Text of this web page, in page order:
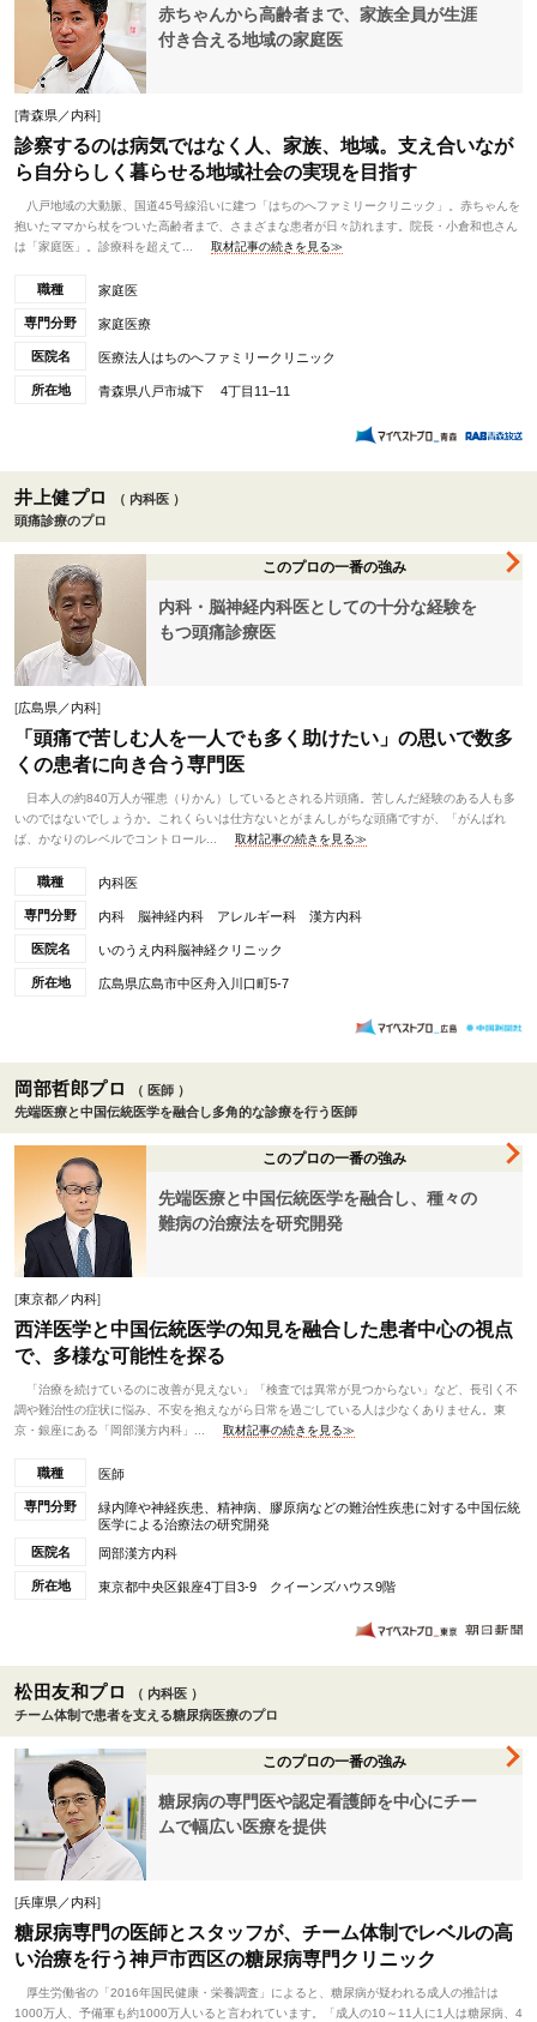
赤ちゃんから高齢者まで、家族全員が生涯
付き合える地域の家庭医
[青森県／内科]
診察するのは病気ではなく人、家族、地域。支え合いなが
ら自分らしく暮らせる地域社会の実現を目指す
八戸地域の大動脈、国道45号線沿いに建つ「はちのへファミリークリニック」。赤ちゃんを
抱いたママから杖をついた高齢者まで、さまざまな患者が日々訪れます。院長・小倉和也さん
は「家庭医」。診療科を超えて...
取材記事の続きを見る≫
職種 家庭医
専門分野 家庭医療
医院名 医療法人はちのへファミリークリニック
所在地 青森県八戸市城下 4丁目11−11
井上健プロ
（ 内科医 ）
頭痛診療のプロ
このプロの一番の強み
内科・脳神経内科医としての十分な経験を
もつ頭痛診療医
[広島県／内科]
「頭痛で苦しむ人を一人でも多く助けたい」の思いで数多
くの患者に向き合う専門医
日本人の約840万人が罹患（りかん）しているとされる片頭痛。苦しんだ経験のある人も多
いのではないでしょうか。これくらいは仕方ないとがまんしがちな頭痛ですが、「がんばれ
ば、かなりのレベルでコントロール...
取材記事の続きを見る≫
職種 内科医
専門分野 内科 脳神経内科 アレルギー科 漢方内科
医院名 いのうえ内科脳神経クリニック
所在地 広島県広島市中区舟入川口町5-7
岡部哲郎プロ
（ 医師 ）
先端医療と中国伝統医学を融合し多角的な診療を行う医師
このプロの一番の強み
先端医療と中国伝統医学を融合し、種々の
難病の治療法を研究開発
[東京都／内科]
西洋医学と中国伝統医学の知見を融合した患者中心の視点
で、多様な可能性を探る
「治療を続けているのに改善が見えない」「検査では異常が見つからない」など、長引く不
調や難治性の症状に悩み、不安を抱えながら日常を過ごしている人は少なくありません。東
京・銀座にある「岡部漢方内科」...
取材記事の続きを見る≫
職種 医師
専門分野
緑内障や神経疾患、精神病、膠原病などの難治性疾患に対する中国伝統
医学による治療法の研究開発
医院名
岡部漢方内科
所在地 東京都中央区銀座4丁目3-9 クイーンズハウス9階
松田友和プロ
（ 内科医 ）
チーム体制で患者を支える糖尿病医療のプロ
このプロの一番の強み
糖尿病の専門医や認定看護師を中心にチー
ムで幅広い医療を提供
[兵庫県／内科]
糖尿病専門の医師とスタッフが、チーム体制でレベルの高
い治療を行う神戸市西区の糖尿病専門クリニック
厚生労働省の「2016年国民健康・栄養調査」によると、糖尿病が疑われる成人の推計は
1000万人、予備軍も約1000万人いると言われています。「成人の10～11人に1人は糖尿病、4